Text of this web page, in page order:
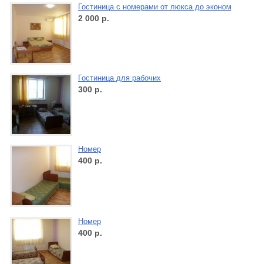
Гостиница с номерами от люкса до эконом
2 000 р.
Гостиница для рабочих
300 р.
Номер
400 р.
Номер
400 р.